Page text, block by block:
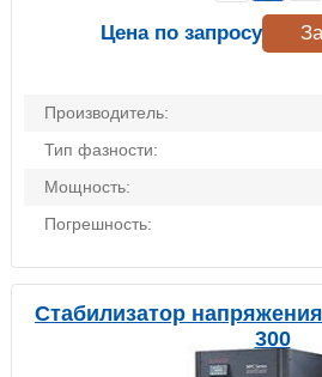
Производитель:
Тип фазности:
Мощность:
Погрешность:
Цена по запросу
Стабилизатор
300